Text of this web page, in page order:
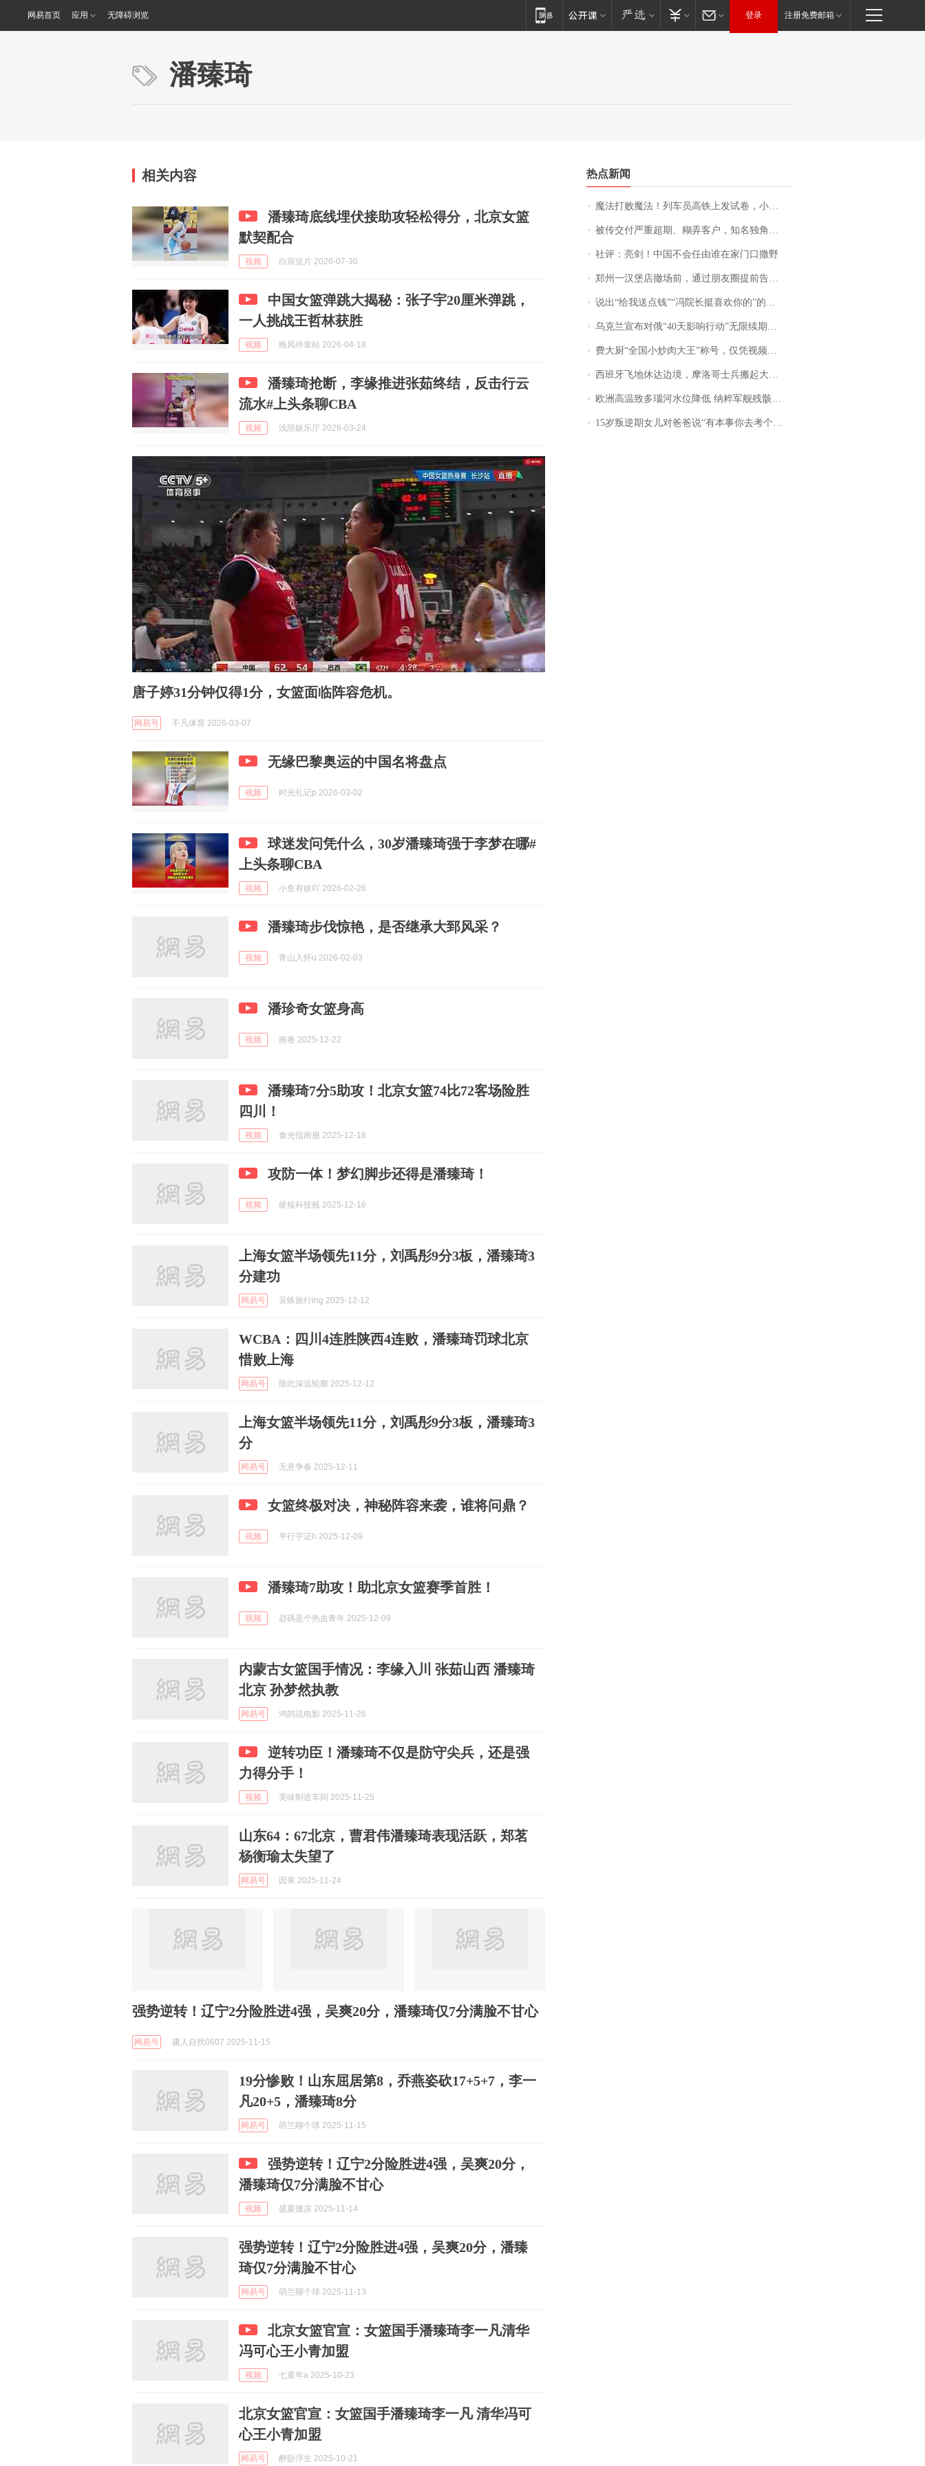
网易首页 应用 无障碍浏览 登录 注册免费邮箱
潘臻琦
相关内容
潘臻琦底线埋伏接助攻轻松得分，北京女篮
默契配合
视频 白宸侃片 2026-07-30
中国女篮弹跳大揭秘：张子宇20厘米弹跳，
一人挑战王哲林获胜
视频 晚风停靠站 2026-04-18
潘臻琦抢断，李缘推进张茹终结，反击行云
流水#上头条聊CBA
视频 浅陌娱乐厅 2026-03-24
唐子婷31分钟仅得1分，女篮面临阵容危机。
网易号 不凡体育 2026-03-07
无缘巴黎奥运的中国名将盘点
视频 时光礼记p 2026-03-02
球迷发问凭什么，30岁潘臻琦强于李梦在哪#
上头条聊CBA
视频 小鱼有娱吖 2026-02-26
潘臻琦步伐惊艳，是否继承大郅风采？
视频 青山入怀u 2026-02-03
潘珍奇女篮身高
视频 画卷 2025-12-22
潘臻琦7分5助攻！北京女篮74比72客场险胜
四川！
视频 食光指南册 2025-12-18
攻防一体！梦幻脚步还得是潘臻琦！
视频 硬核科技栈 2025-12-16
上海女篮半场领先11分，刘禹彤9分3板，潘臻琦3
分建功
网易号 吴蛛旅行ing 2025-12-12
WCBA：四川4连胜陕西4连败，潘臻琦罚球北京
惜败上海
网易号 除此深远轮廓 2025-12-12
上海女篮半场领先11分，刘禹彤9分3板，潘臻琦3
分
网易号 无意争春 2025-12-11
女篮终极对决，神秘阵容来袭，谁将问鼎？
视频 平行宇证h 2025-12-09
潘臻琦7助攻！助北京女篮赛季首胜！
视频 赵碼是个热血青年 2025-12-09
内蒙古女篮国手情况：李缘入川 张茹山西 潘臻琦
北京 孙梦然执教
网易号 鸿鹄说电影 2025-11-26
逆转功臣！潘臻琦不仅是防守尖兵，还是强
力得分手！
视频 美味制造车间 2025-11-25
山东64：67北京，曹君伟潘臻琦表现活跃，郑茗
杨衡瑜太失望了
网易号 因果 2025-11-24
强势逆转！辽宁2分险胜进4强，吴爽20分，潘臻琦仅7分满脸不甘心
网易号 庸人自扰0607 2025-11-15
19分惨败！山东屈居第8，乔燕姿砍17+5+7，李一
凡20+5，潘臻琦8分
网易号 萌兰聊个球 2025-11-15
强势逆转！辽宁2分险胜进4强，吴爽20分，
潘臻琦仅7分满脸不甘心
视频 盛夏微凉 2025-11-14
强势逆转！辽宁2分险胜进4强，吴爽20分，潘臻
琦仅7分满脸不甘心
网易号 萌兰聊个球 2025-11-13
北京女篮官宣：女篮国手潘臻琦李一凡清华
冯可心王小青加盟
视频 七堇年a 2025-10-23
北京女篮官宣：女篮国手潘臻琦李一凡 清华冯可
心王小青加盟
网易号 醉卧浮生 2025-10-21
热点新闻
魔法打败魔法！列车员高铁上发试卷，小朋友一秒静音，12306回应：列车员个人行为，不是铁路规定
被传交付严重超期、糊弄客户，知名独角兽车企创始人回应：都没证据，将依法采取措施，“本人长期与美国交管局保持沟通，对方表示肯定”
社评：亮剑！中国不会任由谁在家门口撒野
郑州一汉堡店撤场前，通过朋友圈提前告知逐一退费，有顾客仅剩1元也全被退回，分文不少；顾客：言而有信，让人感动
说出“给我送点钱”“冯院长挺喜欢你的”的执行局局长被停职，被骚扰的当事人还有问题待解决
乌克兰宣布对俄“40天影响行动”无限续期，7月两国对轰数据均创纪录
费大厨“全国小炒肉大王”称号，仅凭视频评出？中国烹饪协会回应
西班牙飞地休达边境，摩洛哥士兵搬起大石块投向移民引争议，此前一天内数万人从摩洛哥涌入西班牙
欧洲高温致多瑙河水位降低 纳粹军舰残骸重见天日
15岁叛逆期女儿对爸爸说“有本事你去考个研究生”，44岁职场“老登”一战上岸“985”；父亲坦言拒绝空想，常年保持每月读6本书的习惯